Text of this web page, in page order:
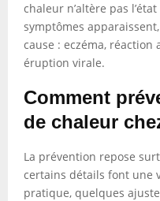
chaleur n’altère pas
symptômes
cause : eczéma,
éruption virale.
Comment
de chaleur
La prévention repose
certains détails font une
pratique, quelques